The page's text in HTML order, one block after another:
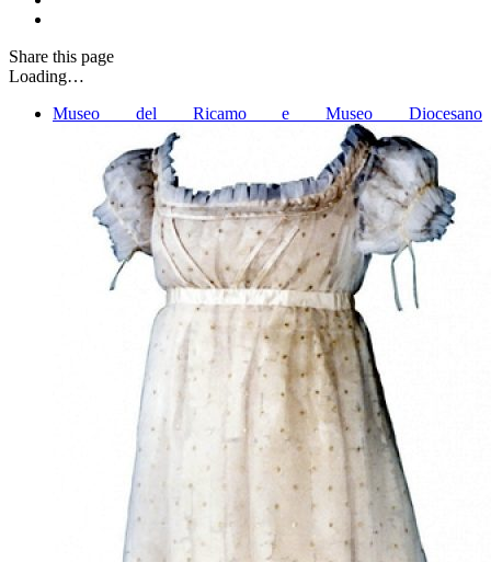
Share this page
Loading…
Museo del Ricamo e Museo Diocesano